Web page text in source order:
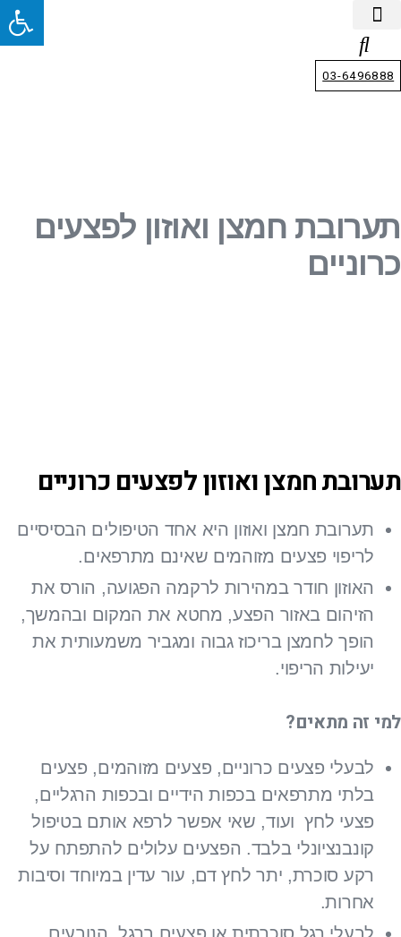
03-6496888
תערובת חמצן ואוזון לפצעים
כרוניים
תערובת חמצן ואוזון לפצעים כרוניים
תערובת חמצן ואוזון היא אחד הטיפולים הבסיסיים
לריפוי פצעים מזוהמים שאינם מתרפאים.
האוזון חודר במהירות לרקמה הפגועה, הורס את
הזיהום באזור הפצע, מחטא את המקום ובהמשך,
הופך לחמצן בריכוז גבוה ומגביר משמעותית את
יעילות הריפוי.
למי זה מתאים?
לבעלי פצעים כרוניים, פצעים מזוהמים, פצעים
בלתי מתרפאים בכפות הידיים ובכפות הרגליים,
פצעי לחץ ועוד, שאי אפשר לרפא אותם בטיפול
קונבנציונלי בלבד. הפצעים עלולים להתפתח על
רקע סוכרת, יתר לחץ דם, עור עדין במיוחד וסיבות
אחרות.